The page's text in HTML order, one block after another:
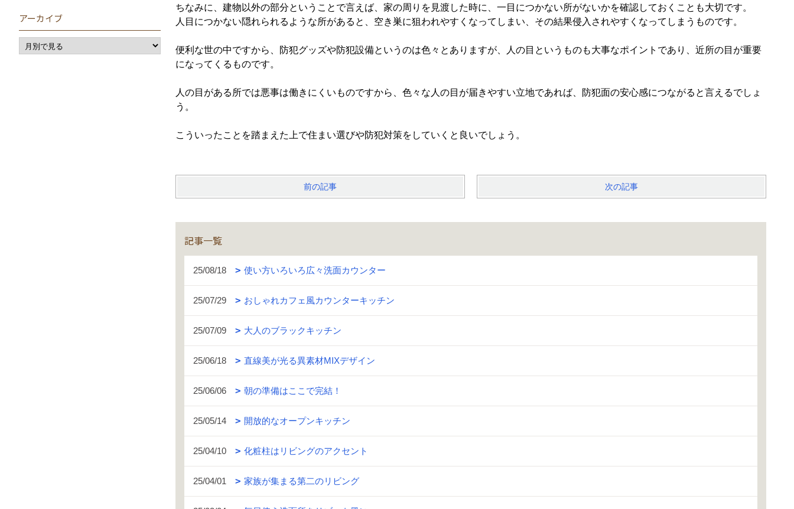
ちなみに、建物以外の部分ということで言えば、家の周りを見渡した時に、一目につかない所がないかを確認しておくことも大切です。
人目につかない隠れられるような所があると、空き巣に狙われやすくなってしまい、その結果侵入されやすくなってしまうものです。
便利な世の中ですから、防犯グッズや防犯設備というのは色々とありますが、人の目というものも大事なポイントであり、近所の目が重要
になってくるものです。
人の目がある所では悪事は働きにくいものですから、色々な人の目が届きやすい立地であれば、防犯面の安心感につながると言えるでしょ
う。
こういったことを踏まえた上で住まい選びや防犯対策をしていくと良いでしょう。
前の記事 次の記事
記事一覧
25/08/18 使い方いろいろ広々洗面カウンター
25/07/29 おしゃれカフェ風カウンターキッチン
25/07/09 大人のブラックキッチン
25/06/18 直線美が光る異素材MIXデザイン
25/06/06 朝の準備はここで完結！
25/05/14 開放的なオープンキッチン
25/04/10 化粧柱はリビングのアクセント
25/04/01 家族が集まる第二のリビング
アーカイブ